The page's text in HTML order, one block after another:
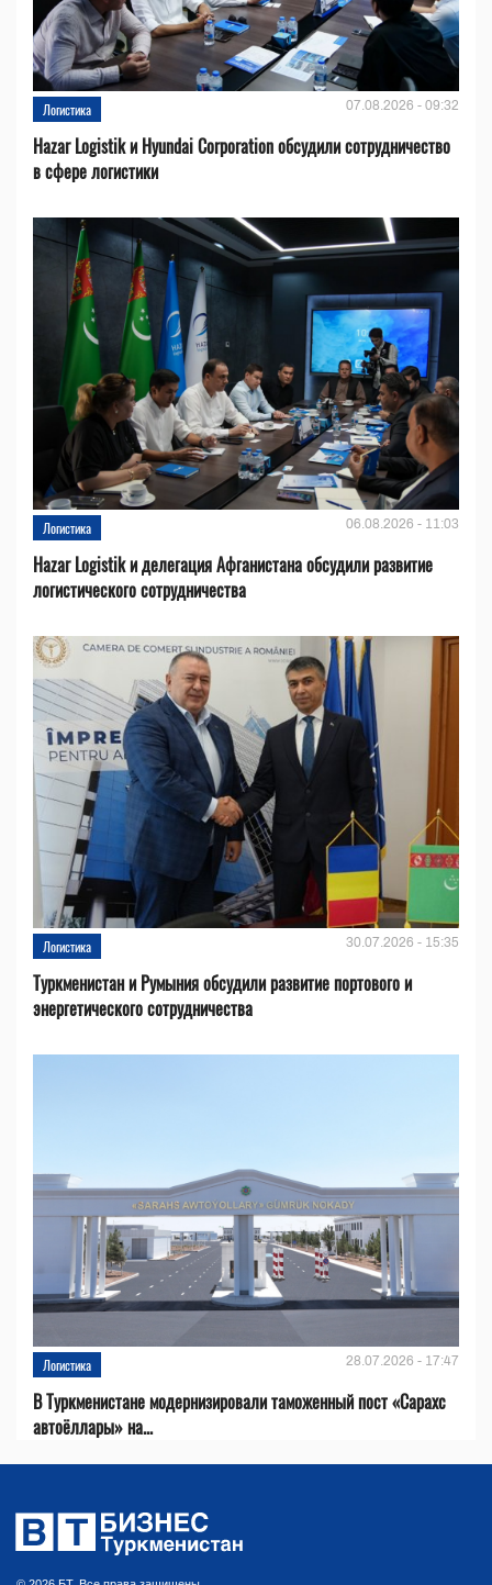
Логистика 07.08.2026 - 09:32
Hazar Logistik и Hyundai Corporation обсудили сотрудничество
в сфере логистики
Логистика 06.08.2026 - 11:03
Hazar Logistik и делегация Афганистана обсудили развитие
логистического сотрудничества
Логистика 30.07.2026 - 15:35
Туркменистан и Румыния обсудили развитие портового и
энергетического сотрудничества
Логистика 28.07.2026 - 17:47
В Туркменистане модернизировали таможенный пост «Сарахс
автоёллары» на...